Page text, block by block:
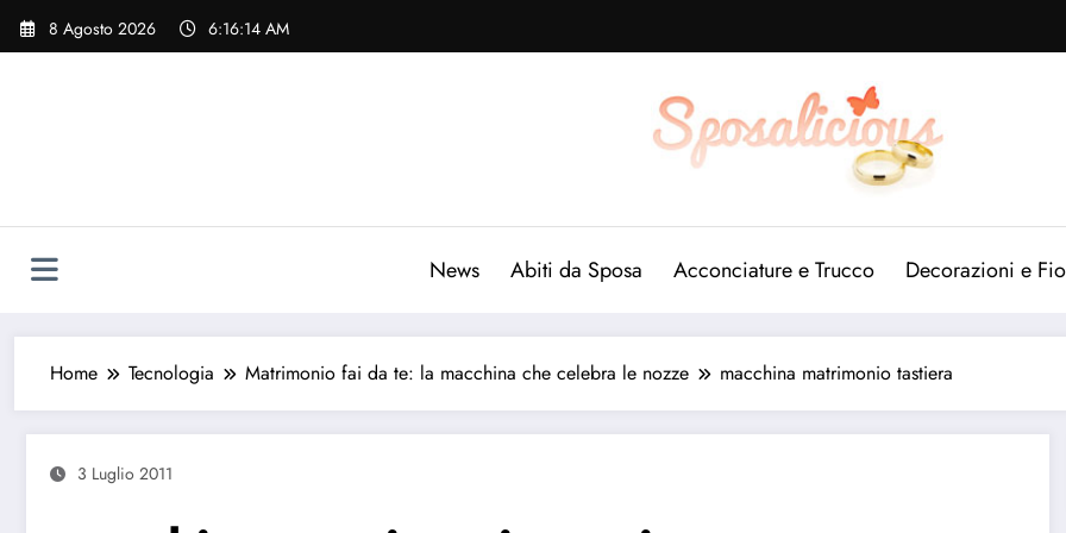
Vai
8 Agosto 2026 6:16:15 AM
News Abiti da Sposa Acconciature e Trucco Decorazioni e
Home Tecnologia Matrimonio fai da te: la macchina che celebra le nozze macchina matrimonio tastiera
3 Luglio 2011